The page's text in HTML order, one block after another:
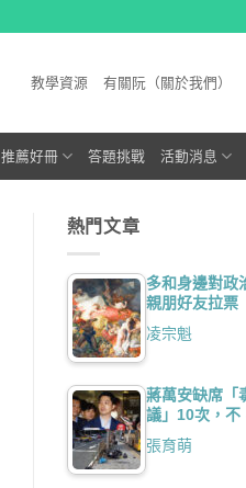
教學資源 有關阮（關於我們）
推薦好冊 答題挑戰 活動消息
熱門文章
多和身邊對政
親朋好友拉票
凌宗魁
蔣萬安缺席「
議」10次，不
張育萌